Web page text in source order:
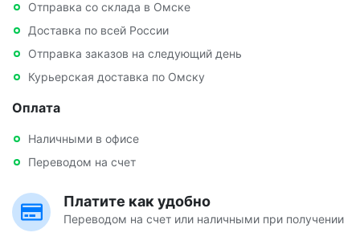
Отправка со склада в Омске
Доставка по всей России
Отправка заказов на следующий день
Курьерская доставка по Омску
Оплата
Наличными в офисе
Переводом на счет
Платите как удобно
Переводом на счет или наличными при получении